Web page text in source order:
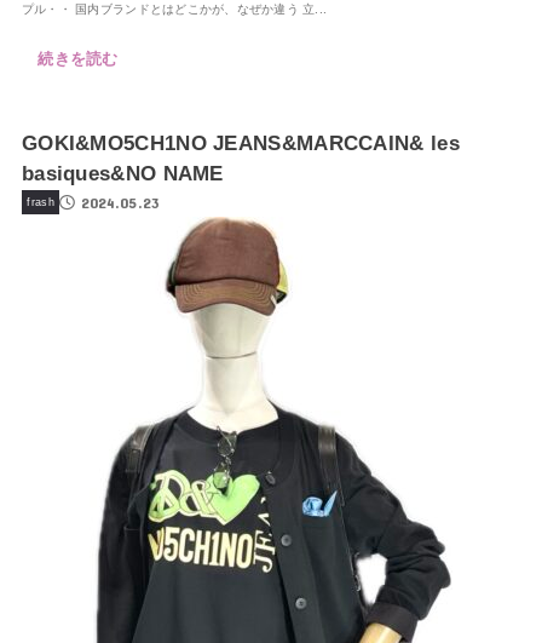
プル・・ 国内ブランドとはどこかが、なぜか違う 立...
続きを読む
GOKI&MO5CH1NO JEANS&MARCCAIN& les
basiques&NO NAME
frash 2024.05.23